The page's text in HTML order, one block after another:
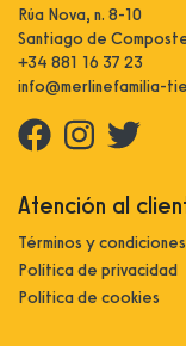
Rúa Nova, n. 8-10
Santiago de
+34 881 16 37 23
info@merlinefamilia-
Atención al
Términos y condiciones
Política de privacidad
Política de cookies